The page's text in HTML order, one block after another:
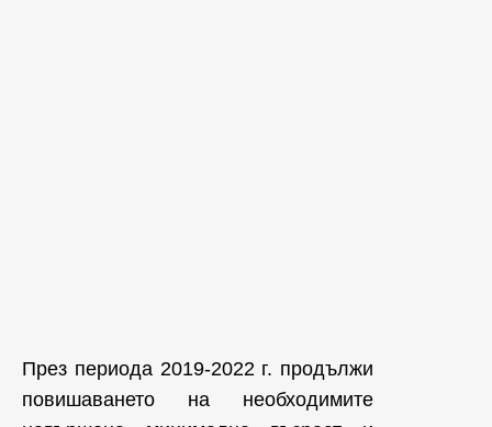
През периода 2019-2022 г. продължи
повишаването на необходимите